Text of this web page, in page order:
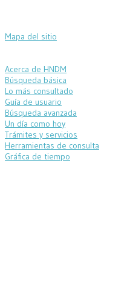
Mapa del sitio
Acerca de HNDM
Búsqueda básica
Lo más consultado
Guía de usuario
Búsqueda avanzada
Un día como hoy
Trámites y servicios
Herramientas de consulta
Gráfica de tiempo